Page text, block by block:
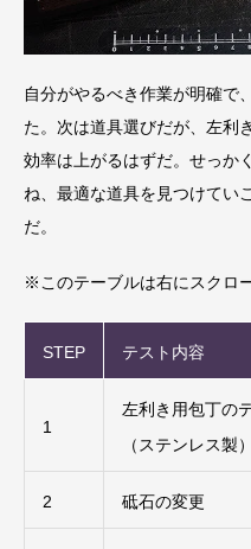
自分がやるべき作業が明確で
た。次は道具選びだが、左利
効率は上がるはずだ。せっか
ね、最適な道具を見つけてい
だ。
※このテーブルは右にスクロ
STEP テスト内容
1
左利き用包丁の
（ステンレス製）
2 砥石の変更